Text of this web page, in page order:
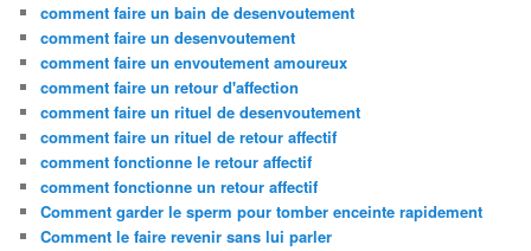
comment faire un bain de desenvoutement
comment faire un desenvoutement
comment faire un envoutement amoureux
comment faire un retour d'affection
comment faire un rituel de desenvoutement
comment faire un rituel de retour affectif
comment fonctionne le retour affectif
comment fonctionne un retour affectif
Comment garder le sperm pour tomber enceinte rapidement
Comment le faire revenir sans lui parler